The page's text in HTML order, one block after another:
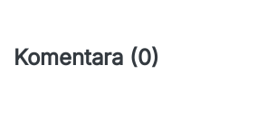
Komentara (0)